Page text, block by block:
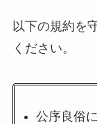
以下の規約を
ください。
公序良俗